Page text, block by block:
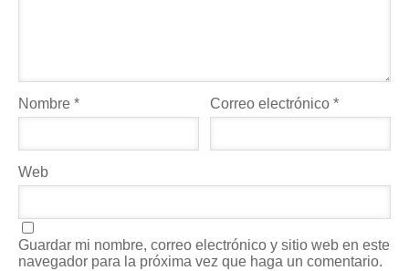
Nombre * Correo electrónico*
Web
Guardar mi nombre, correo electrónico y sitio web en este
navegador para la próxima vez que haga un comentario.